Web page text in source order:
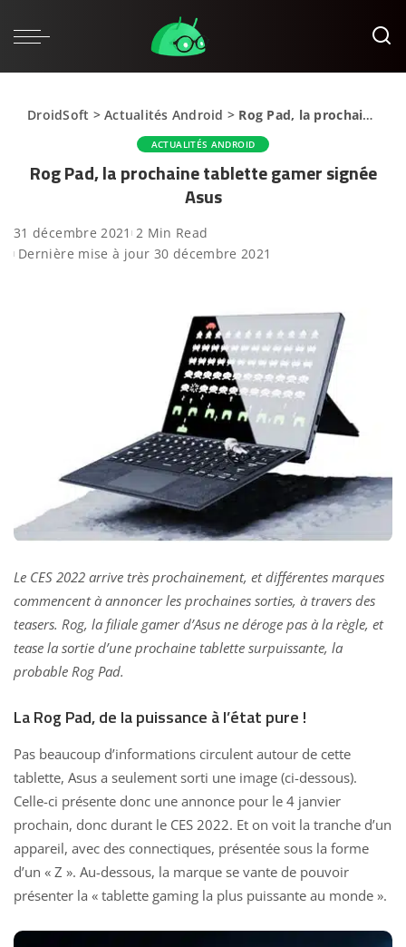
DroidSoft >Actualités Android > Rog Pad, la prochaine tablette gamer signée Asus
ACTUALITÉS ANDROID
Rog Pad, la prochaine tablette gamer signée
Asus
31 décembre 2021 2 Min Read
Dernière mise à jour 30 décembre 2021
Le CES 2022 arrive très prochainement, et différentes marques
commencent à annoncer les prochaines sorties, à travers des
teasers. Rog, la filiale gamer d’Asus ne déroge pas à la règle, et
tease la sortie d’une prochaine tablette surpuissante, la
probable Rog Pad.
La Rog Pad, de la puissance à l’état pure !
Pas beaucoup d’informations circulent autour de cette
tablette, Asus a seulement sorti une image (ci-dessous).
Celle-ci présente donc une annonce pour le 4 janvier
prochain, donc durant le CES 2022. Et on voit la tranche d’un
appareil, avec des connectiques, présentée sous la forme
d’un « Z ». Au-dessous, la marque se vante de pouvoir
présenter la « tablette gaming la plus puissante au monde ».